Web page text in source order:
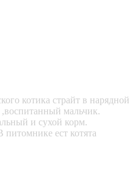
котика страйт в нарядной
мальчик.
и сухой корм.
ест котята